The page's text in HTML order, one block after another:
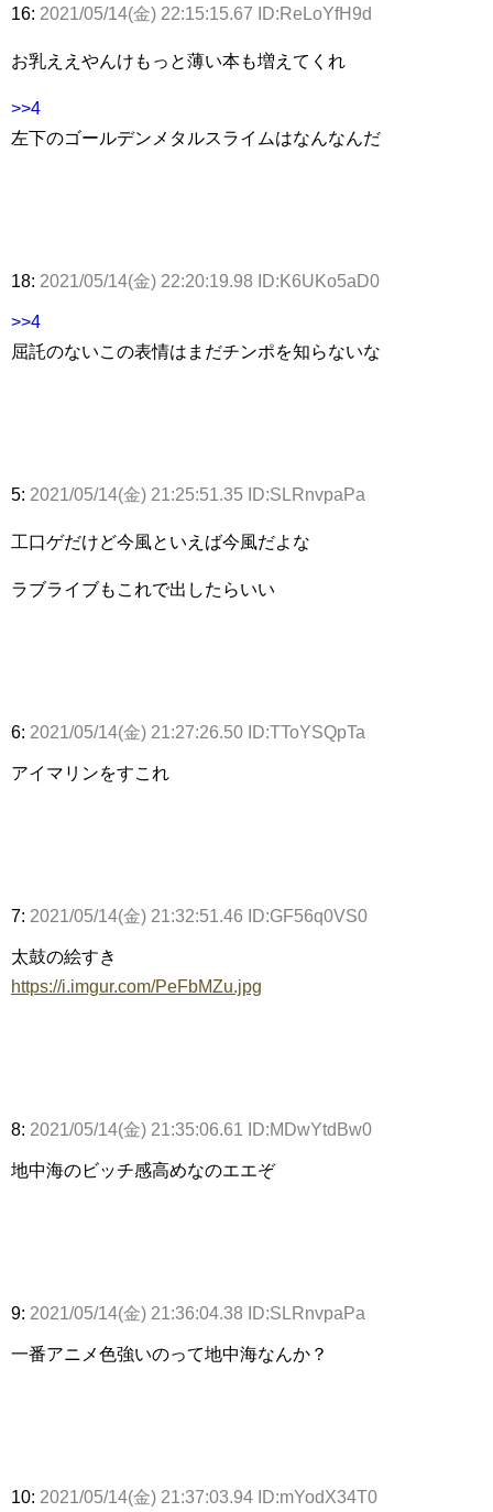
16: 2021/05/14(金) 22:15:15.67 ID:ReLoYfH9d
お乳ええやんけもっと薄い本も増えてくれ
>>4
左下のゴールデンメタルスライムはなんなんだ
18: 2021/05/14(金) 22:20:19.98 ID:K6UKo5aD0
>>4
屈託のないこの表情はまだチンポを知らないな
5: 2021/05/14(金) 21:25:51.35 ID:SLRnvpaPa
工口ゲだけど今風といえば今風だよな
ラブライブもこれで出したらいい
6: 2021/05/14(金) 21:27:26.50 ID:TToYSQpTa
アイマリンをすこれ
7: 2021/05/14(金) 21:32:51.46 ID:GF56q0VS0
太鼓の絵すき
https://i.imgur.com/PeFbMZu.jpg
8: 2021/05/14(金) 21:35:06.61 ID:MDwYtdBw0
地中海のビッチ感高めなのエエぞ
9: 2021/05/14(金) 21:36:04.38 ID:SLRnvpaPa
一番アニメ色強いのって地中海なんか？
10: 2021/05/14(金) 21:37:03.94 ID:mYodX34T0